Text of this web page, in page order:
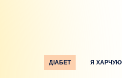
ДІАБЕТ Я